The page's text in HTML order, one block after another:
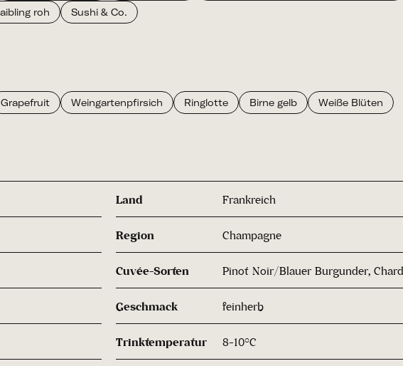
roh Sushi & Co.
Grapefruit Weingartenpfirsich Ringlotte Birne gelb Weiße Blüten
Land Frankreich
Region Champagne
Cuvée-Sorten Pinot Noir/Blauer Burgunder,
Geschmack feinherb
Trinktemperatur 8-10°C